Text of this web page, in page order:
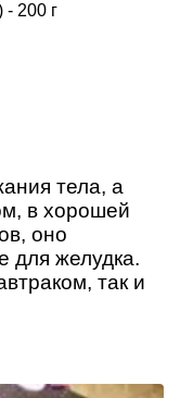
- 200 г
тела, а
в хорошей
оно
для желудка.
так и